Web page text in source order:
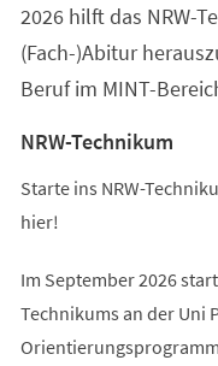
2026 hilft das NRW-
(Fach-)Abitur
Beruf im MINT-
NRW-Technikum
Starte ins NRW-
hier!
Im September 2026
Technikums an der Uni